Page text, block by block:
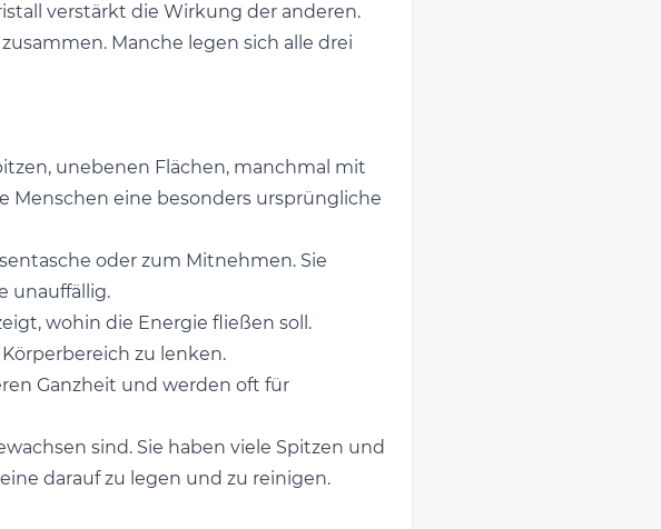
verstärkt die Wirkung der anderen.
Manche legen sich alle drei
unebenen Flächen, manchmal mit
Menschen eine besonders ursprüngliche
oder zum Mitnehmen. Sie
unauffällig.
wohin die Energie fließen soll.
zu lenken.
Ganzheit und werden oft für
sind. Sie haben viele Spitzen und
darauf zu legen und zu reinigen.